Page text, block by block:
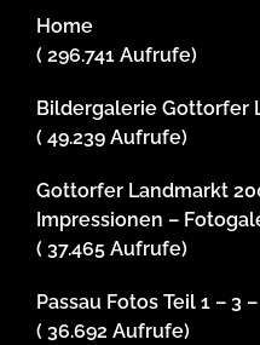
Home
( 296.741 Aufrufe)
Bildergalerie Gottorfer
( 49.239 Aufrufe)
Gottorfer Landmarkt
Impressionen –
( 37.465 Aufrufe)
Passau Fotos Teil 1 – 3
( 36.692 Aufrufe)